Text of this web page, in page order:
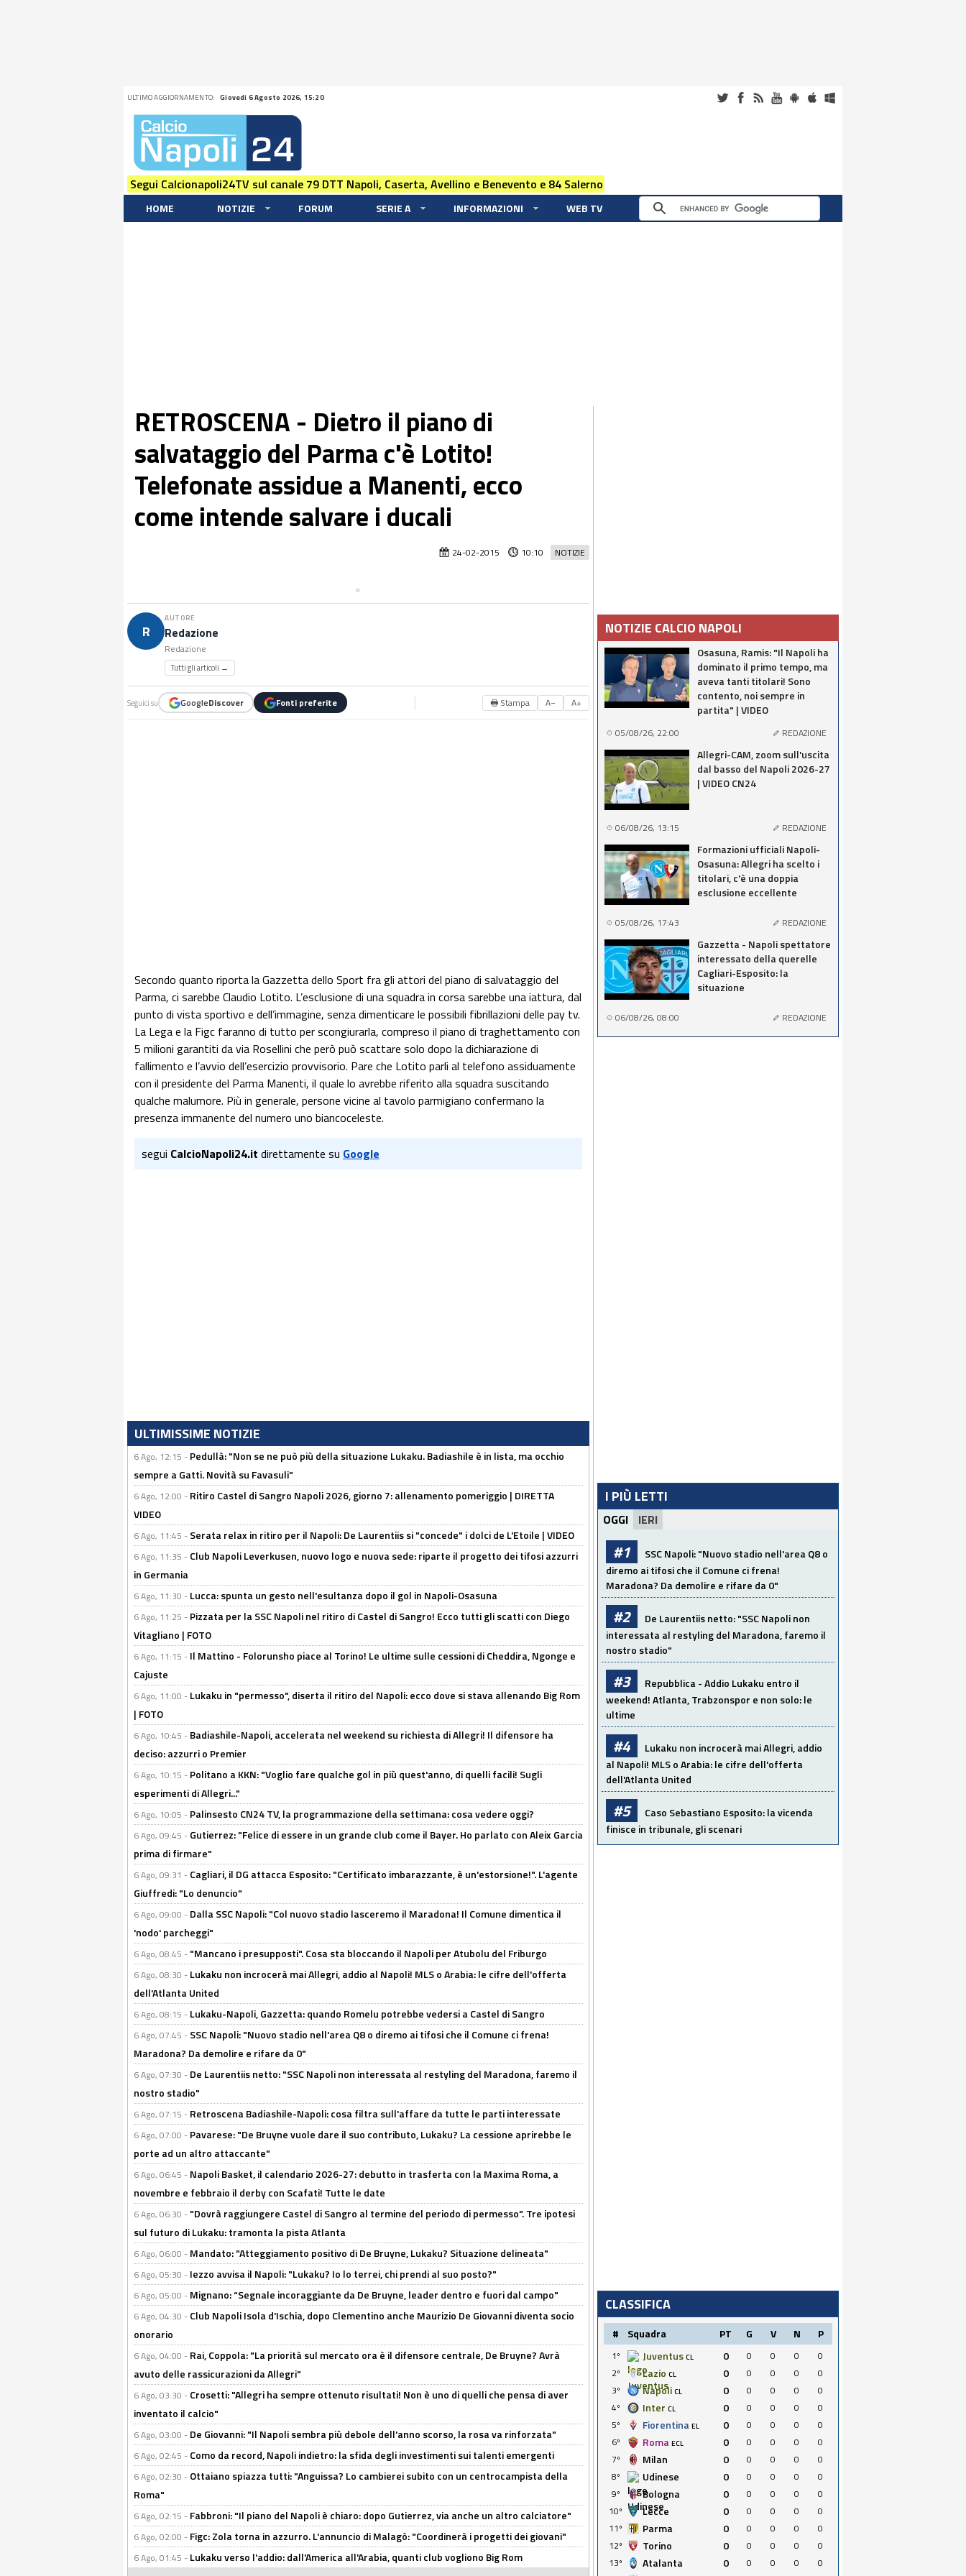
ULTIMO AGGIORNAMENTO: Giovedi 6 Agosto 2026, 15:20
Segui Calcionapoli24TV sul canale 79 DTT Napoli, Caserta, Avellino e Benevento e 84 Salerno
HOME NOTIZIE FORUM SERIE A INFORMAZIONI WEB TV
RETROSCENA - Dietro il piano di
salvataggio del Parma c'è Lotito!
Telefonate assidue a Manenti, ecco
come intende salvare i ducali
NOTIZIE
24-02-2015 10:10
R
AUTORE
Redazione
Redazione
Tutti gli articoli →
Seguici su GoogleDiscover Fonti preferite 🖶 Stampa A− A+
Secondo quanto riporta la Gazzetta dello Sport fra gli attori del piano di salvataggio del
Parma, ci sarebbe Claudio Lotito. L’esclusione di una squadra in corsa sarebbe una iattura, dal
punto di vista sportivo e dell’immagine, senza dimenticare le possibili fibrillazioni delle pay tv.
La Lega e la Figc faranno di tutto per scongiurarla, compreso il piano di traghettamento con
5 milioni garantiti da via Rosellini che però può scattare solo dopo la dichiarazione di
fallimento e l’avvio dell’esercizio provvisorio. Pare che Lotito parli al telefono assiduamente
con il presidente del Parma Manenti, il quale lo avrebbe riferito alla squadra suscitando
qualche malumore. Più in generale, persone vicine al tavolo parmigiano confermano la
presenza immanente del numero uno biancoceleste.
segui CalcioNapoli24.it direttamente su Google
ULTIMISSIME NOTIZIE
6 Ago, 12:15 - Pedullà: "Non se ne può più della situazione Lukaku. Badiashile è in lista, ma occhio
sempre a Gatti. Novità su Favasuli"
6 Ago, 12:00 - Ritiro Castel di Sangro Napoli 2026, giorno 7: allenamento pomeriggio | DIRETTA
VIDEO
6 Ago, 11:45 - Serata relax in ritiro per il Napoli: De Laurentiis si "concede" i dolci de L'Etoile | VIDEO
6 Ago, 11:35 - Club Napoli Leverkusen, nuovo logo e nuova sede: riparte il progetto dei tifosi azzurri
in Germania
6 Ago, 11:30 - Lucca: spunta un gesto nell'esultanza dopo il gol in Napoli-Osasuna
6 Ago, 11:25 - Pizzata per la SSC Napoli nel ritiro di Castel di Sangro! Ecco tutti gli scatti con Diego
Vitagliano | FOTO
6 Ago, 11:15 - Il Mattino - Folorunsho piace al Torino! Le ultime sulle cessioni di Cheddira, Ngonge e
Cajuste
6 Ago, 11:00 - Lukaku in "permesso", diserta il ritiro del Napoli: ecco dove si stava allenando Big Rom
| FOTO
6 Ago, 10:45 - Badiashile-Napoli, accelerata nel weekend su richiesta di Allegri! Il difensore ha
deciso: azzurri o Premier
6 Ago, 10:15 - Politano a KKN: "Voglio fare qualche gol in più quest'anno, di quelli facili! Sugli
esperimenti di Allegri..."
6 Ago, 10:05 - Palinsesto CN24 TV, la programmazione della settimana: cosa vedere oggi?
6 Ago, 09:45 - Gutierrez: "Felice di essere in un grande club come il Bayer. Ho parlato con Aleix Garcia
prima di firmare"
6 Ago, 09:31 - Cagliari, il DG attacca Esposito: "Certificato imbarazzante, è un'estorsione!". L'agente
Giuffredi: "Lo denuncio"
6 Ago, 09:00 - Dalla SSC Napoli: "Col nuovo stadio lasceremo il Maradona! Il Comune dimentica il
'nodo' parcheggi"
6 Ago, 08:45 - "Mancano i presupposti". Cosa sta bloccando il Napoli per Atubolu del Friburgo
6 Ago, 08:30 - Lukaku non incrocerà mai Allegri, addio al Napoli! MLS o Arabia: le cifre dell'offerta
dell'Atlanta United
6 Ago, 08:15 - Lukaku-Napoli, Gazzetta: quando Romelu potrebbe vedersi a Castel di Sangro
6 Ago, 07:45 - SSC Napoli: "Nuovo stadio nell'area Q8 o diremo ai tifosi che il Comune ci frena!
Maradona? Da demolire e rifare da 0"
6 Ago, 07:30 - De Laurentiis netto: "SSC Napoli non interessata al restyling del Maradona, faremo il
nostro stadio"
6 Ago, 07:15 - Retroscena Badiashile-Napoli: cosa filtra sull'affare da tutte le parti interessate
6 Ago, 07:00 - Pavarese: "De Bruyne vuole dare il suo contributo, Lukaku? La cessione aprirebbe le
porte ad un altro attaccante"
6 Ago, 06:45 - Napoli Basket, il calendario 2026-27: debutto in trasferta con la Maxima Roma, a
novembre e febbraio il derby con Scafati! Tutte le date
6 Ago, 06:30 - "Dovrà raggiungere Castel di Sangro al termine del periodo di permesso". Tre ipotesi
sul futuro di Lukaku: tramonta la pista Atlanta
6 Ago, 06:00 - Mandato: "Atteggiamento positivo di De Bruyne, Lukaku? Situazione delineata"
6 Ago, 05:30 - Iezzo avvisa il Napoli: "Lukaku? Io lo terrei, chi prendi al suo posto?"
6 Ago, 05:00 - Mignano: “Segnale incoraggiante da De Bruyne, leader dentro e fuori dal campo"
6 Ago, 04:30 - Club Napoli Isola d'Ischia, dopo Clementino anche Maurizio De Giovanni diventa socio
onorario
6 Ago, 04:00 - Rai, Coppola: "La priorità sul mercato ora è il difensore centrale, De Bruyne? Avrà
avuto delle rassicurazioni da Allegri"
6 Ago, 03:30 - Crosetti: "Allegri ha sempre ottenuto risultati! Non è uno di quelli che pensa di aver
inventato il calcio"
6 Ago, 03:00 - De Giovanni: "Il Napoli sembra più debole dell'anno scorso, la rosa va rinforzata"
6 Ago, 02:45 - Como da record, Napoli indietro: la sfida degli investimenti sui talenti emergenti
6 Ago, 02:30 - Ottaiano spiazza tutti: "Anguissa? Lo cambierei subito con un centrocampista della
Roma"
6 Ago, 02:15 - Fabbroni: "Il piano del Napoli è chiaro: dopo Gutierrez, via anche un altro calciatore"
6 Ago, 02:00 - Figc: Zola torna in azzurro. L'annuncio di Malagò: "Coordinerà i progetti dei giovani"
6 Ago, 01:45 - Lukaku verso l'addio: dall'America all'Arabia, quanti club vogliono Big Rom
NOTIZIE CALCIO NAPOLI
Osasuna, Ramis: "Il Napoli ha
dominato il primo tempo, ma
aveva tanti titolari! Sono
contento, noi sempre in
partita" | VIDEO
05/08/26, 22:00 REDAZIONE
Allegri-CAM, zoom sull'uscita
dal basso del Napoli 2026-27
| VIDEO CN24
06/08/26, 13:15 REDAZIONE
Formazioni ufficiali Napoli-
Osasuna: Allegri ha scelto i
titolari, c'è una doppia
esclusione eccellente
05/08/26, 17:43 REDAZIONE
Gazzetta - Napoli spettatore
interessato della querelle
Cagliari-Esposito: la
situazione
06/08/26, 08:00 REDAZIONE
I PIÙ LETTI
OGGI IERI
#1
SSC Napoli: "Nuovo stadio nell'area Q8 o
diremo ai tifosi che il Comune ci frena!
Maradona? Da demolire e rifare da 0"
#2
De Laurentiis netto: "SSC Napoli non
interessata al restyling del Maradona, faremo il
nostro stadio"
#3
Repubblica - Addio Lukaku entro il
weekend! Atlanta, Trabzonspor e non solo: le
ultime
#4
Lukaku non incrocerà mai Allegri, addio
al Napoli! MLS o Arabia: le cifre dell'offerta
dell'Atlanta United
#5
Caso Sebastiano Esposito: la vicenda
finisce in tribunale, gli scenari
CLASSIFICA
# Squadra PT G V N P
1º Juventus CL 0 0 0 0
0
2º
Lazio CL 0 0 0 0
0
3º
Napoli CL 0 0 0 0
0
4º
Inter CL 0 0 0 0
0
5º
Fiorentina EL 0 0 0 0
0
6º
Roma ECL 0 0 0 0
0
7º
Milan 0 0 0 0
0
8º
Udinese 0 0 0 0
0
9º
Bologna 0 0 0 0
0
10º
Lecce 0 0 0 0
0
11º
Parma 0 0 0 0
0
12º
Torino 0 0 0 0
0
13º
Atalanta 0 0 0 0
0